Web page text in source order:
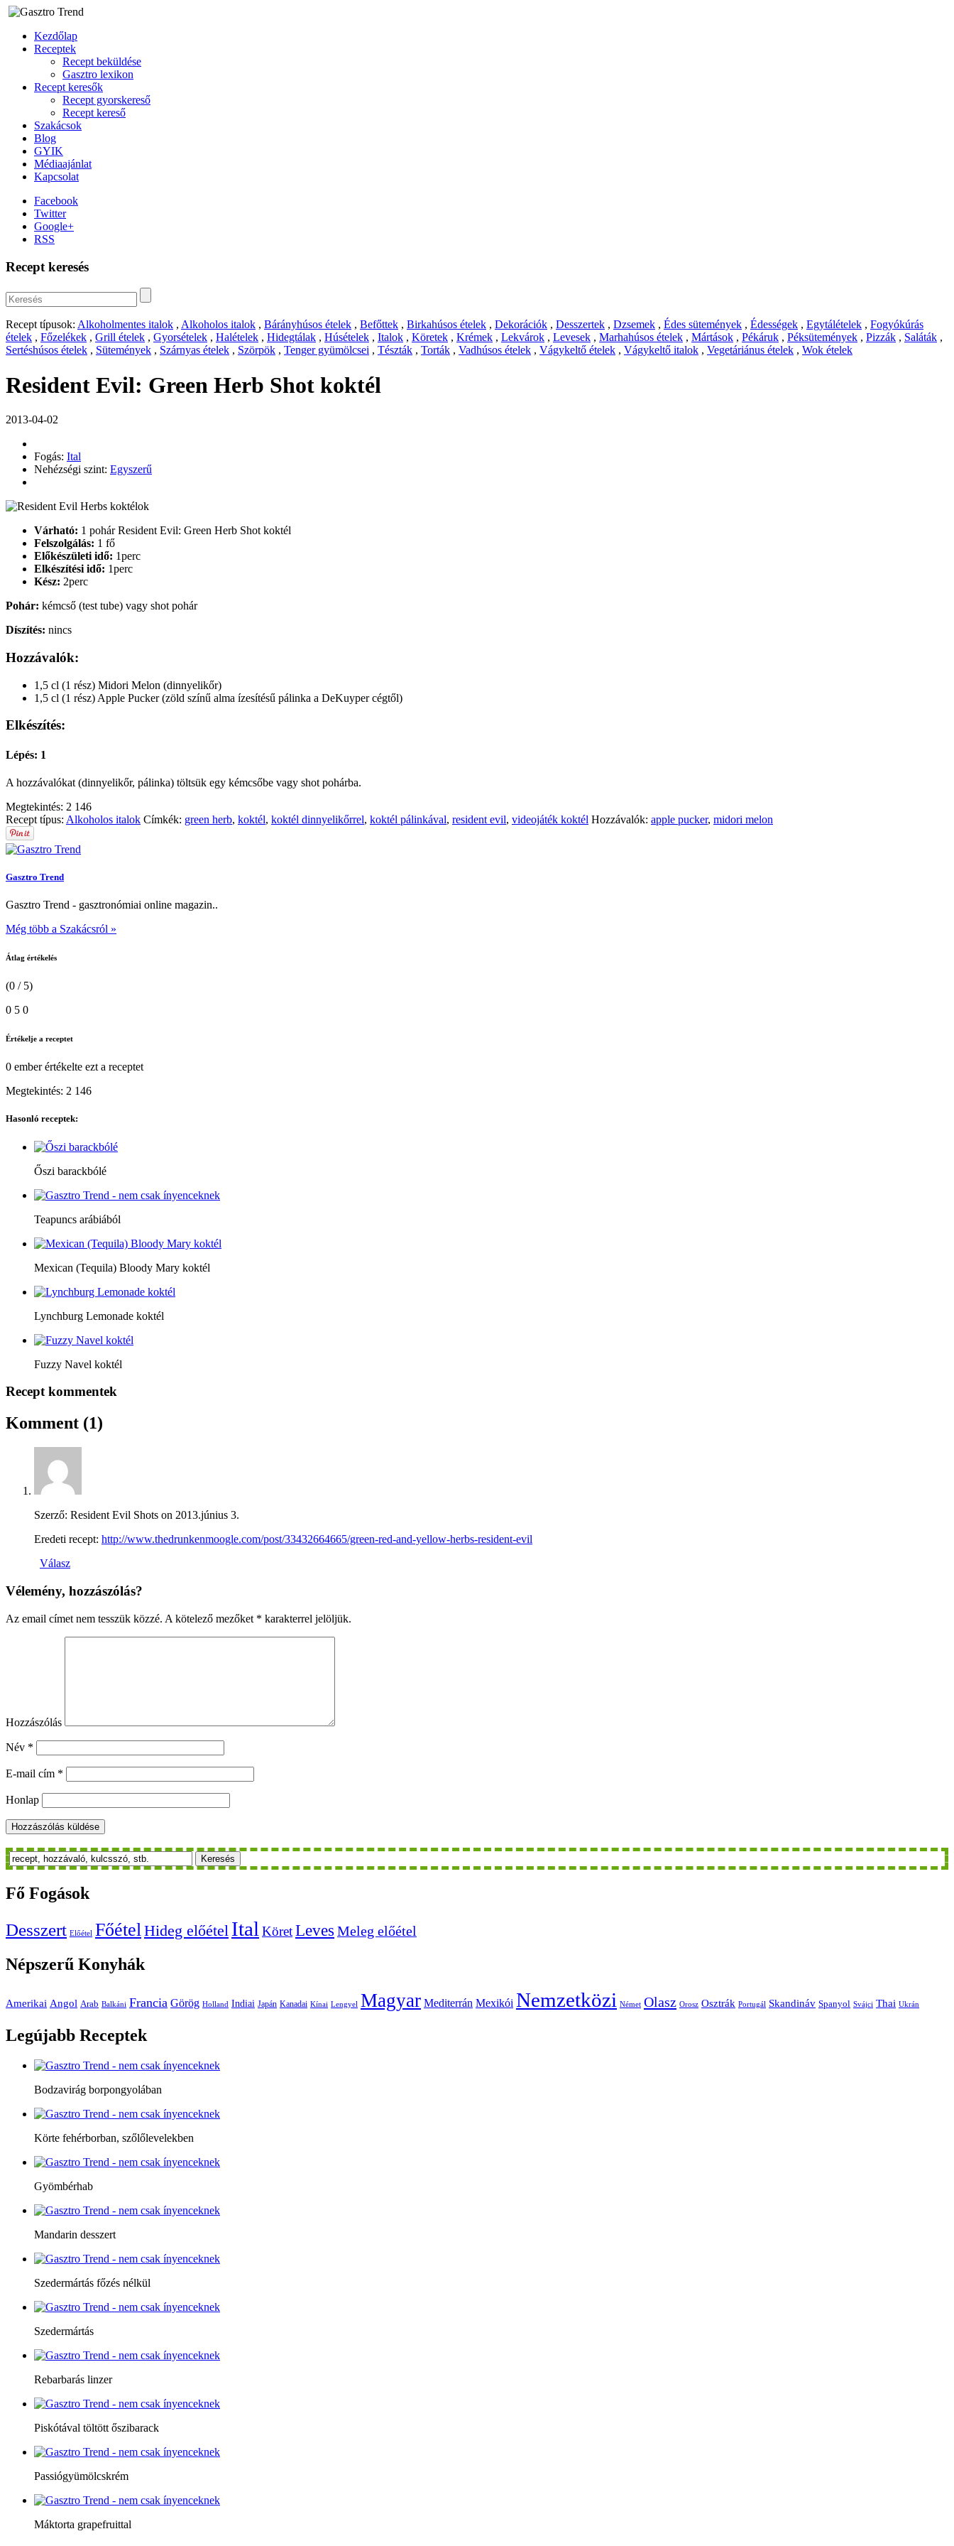
Kezdőlap
Receptek
Recept beküldése
Gasztro lexikon
Recept keresők
Recept gyorskereső
Recept kereső
Szakácsok
Blog
GYIK
Médiaajánlat
Kapcsolat
Facebook
Twitter
Google+
RSS
Recept keresés
Recept típusok: Alkoholmentes italok , Alkoholos italok , Bárányhúsos ételek , Befőttek , Birkahúsos ételek , Dekorációk , Desszertek , Dzsemek , Édes sütemények , Édességek , Egytálételek , Fogyókúrás
ételek , Főzelékek , Grill ételek , Gyorsételek , Halételek , Hidegtálak , Húsételek , Italok , Köretek , Krémek , Lekvárok , Levesek , Marhahúsos ételek , Mártások , Pékáruk , Péksütemények , Pizzák , Saláták ,
Sertéshúsos ételek , Sütemények , Szárnyas ételek , Szörpök , Tenger gyümölcsei , Tészták , Torták , Vadhúsos ételek , Vágykeltő ételek , Vágykeltő italok , Vegetáriánus ételek , Wok ételek
Resident Evil: Green Herb Shot koktél
2013-04-02
Fogás: Ital
Nehézségi szint: Egyszerű
Várható: 1 pohár Resident Evil: Green Herb Shot koktél
Felszolgálás: 1 fő
Előkészületi idő: 1perc
Elkészítési idő: 1perc
Kész: 2perc
Pohár: kémcső (test tube) vagy shot pohár
Díszítés: nincs
Hozzávalók:
1,5 cl (1 rész) Midori Melon (dinnyelikőr)
1,5 cl (1 rész) Apple Pucker (zöld színű alma ízesítésű pálinka a DeKuyper cégtől)
Elkészítés:
Lépés: 1
A hozzávalókat (dinnyelikőr, pálinka) töltsük egy kémcsőbe vagy shot pohárba.
Megtekintés: 2 146
Recept típus: Alkoholos italok Címkék: green herb, koktél, koktél dinnyelikőrrel, koktél pálinkával, resident evil, videojáték koktél Hozzávalók: apple pucker, midori melon
Gasztro Trend
Gasztro Trend - gasztronómiai online magazin..
Még több a Szakácsról »
Átlag értékelés
(0 / 5)
0 5 0
Értékelje a receptet
0 emberértékelte ezt a receptet
Megtekintés: 2 146
Hasonló receptek:
Őszi barackbólé
Teapuncs arábiából
Mexican (Tequila) Bloody Mary koktél
Lynchburg Lemonade koktél
Fuzzy Navel koktél
Recept kommentek
Komment (1)
Szerző: Resident Evil Shots on 2013.június 3.
Eredeti recept: http://www.thedrunkenmoogle.com/post/33432664665/green-red-and-yellow-herbs-resident-evil
Válasz
Vélemény, hozzászólás?
Az email címet nem tesszük közzé. A kötelező mezőket * karakterrel jelöljük.
Hozzászólás
Név *
E-mail cím *
Honlap
Keresés
Fő Fogások
Desszert Előétel FőételHideg előétel Ital KöretLeves Meleg előétel
Népszerű Konyhák
Amerikai Angol Arab Balkáni Francia Görög Holland Indiai Japán Kanadai Kínai Lengyel Magyar Mediterrán Mexikói Nemzetközi Német Olasz Orosz Osztrák Portugál Skandináv Spanyol Svájci Thai Ukrán
Legújabb Receptek
Bodzavirág borpongyolában
Körte fehérborban, szőlőlevelekben
Gyömbérhab
Mandarin desszert
Szedermártás főzés nélkül
Szedermártás
Rebarbarás linzer
Piskótával töltött őszibarack
Passiógyümölcskrém
Máktorta grapefruittal